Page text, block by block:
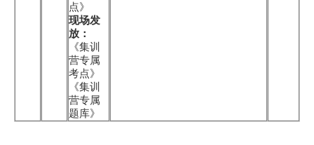
点》
现场发
放：
《集训
营专属
考点》
《集训
营专属
题库》